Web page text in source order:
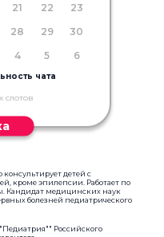
21 22
23
28 29
30
4 5 6
чата
слотов
детей с
кроме эпилепсии. Работает по
Кандидат медицинских наук
болезней педиатрического
Российского